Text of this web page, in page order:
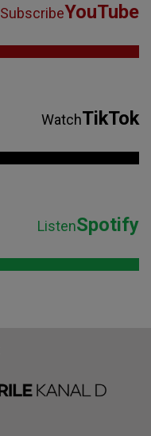
SubscribeYouTube
WatchTikTok
ListenSpotify